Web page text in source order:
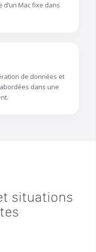
d’un Mac fixe dans
de données et
dans une
situations